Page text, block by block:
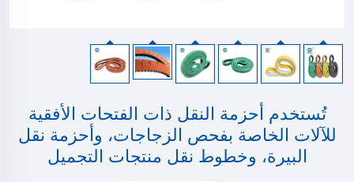
تُستخدم أحزمة النقل ذات الفتحات الأفقية
للآلات الخاصة بفحص الزجاجات، وأحزمة نقل
البيرة، وخطوط نقل منتجات التجميل